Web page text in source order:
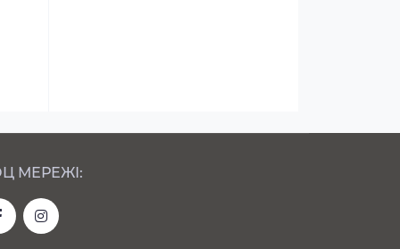
МЕРЕЖІ: